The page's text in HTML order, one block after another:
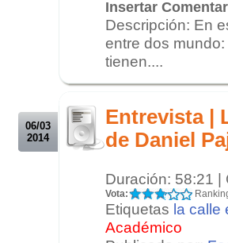
Insertar
Descripción: En
entre dos
tienen....
06/03
2014
Entrevista |
de Daniel
Duración: 58:21 |
Vota:
Etiquetas la calle
Académico